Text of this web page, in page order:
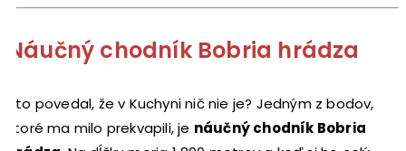
Náučný chodník Bobria hrádza
Kto povedal, že v Kuchyni nič nie je? Jedným z bodov,
ktoré ma milo prekvapili, je náučný chodník Bobria